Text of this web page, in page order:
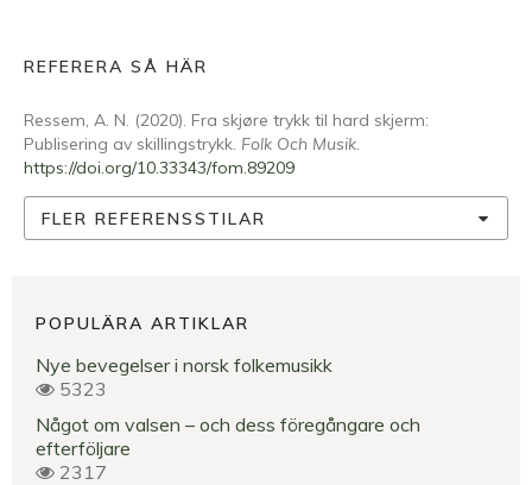
REFERERA SÅ HÄR
Ressem, A. N. (2020). Fra skjøre trykk til hard skjerm:
Publisering av skillingstrykk. Folk Och Musik.
https://doi.org/10.33343/fom.89209
FLER REFERENSSTILAR
POPULÄRA ARTIKLAR
Nye bevegelser i norsk folkemusikk
5323
Något om valsen – och dess föregångare och
efterföljare
2317